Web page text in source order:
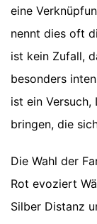
eine
nennt dies oft
ist kein Zufall,
besonders
ist ein
bringen, die
Die Wahl der
Rot evoziert
Silber Distanz